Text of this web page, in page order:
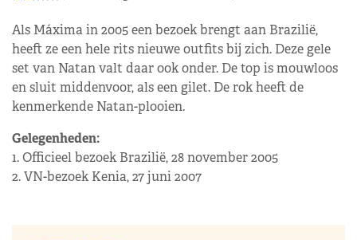
Als Máxima in 2005 een bezoek brengt aan Brazilië,
heeft ze een hele rits nieuwe outfits bij zich. Deze gele
set van Natan valt daar ook onder. De top is mouwloos
en sluit middenvoor, als een gilet. De rok heeft de
kenmerkende Natan-plooien.
Gelegenheden:
1. Officieel bezoek Brazilië, 28 november 2005
2. VN-bezoek Kenia, 27 juni 2007